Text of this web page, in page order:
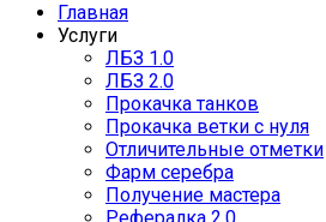
Главная
Услуги
ЛБЗ 1.0
ЛБЗ 2.0
Прокачка танков
Прокачка ветки с нуля
Отличительные отметки
Фарм серебра
Получение мастера